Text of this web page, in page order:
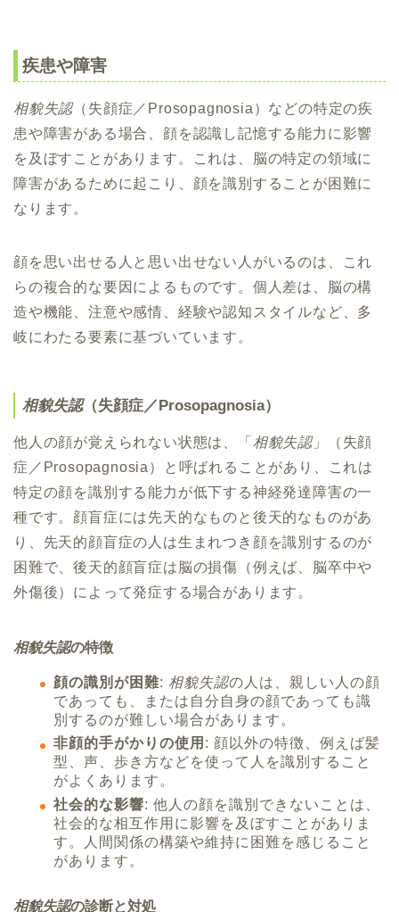
疾患や障害
相貌失認（失顔症／Prosopagnosia）などの特定の疾
患や障害がある場合、顔を認識し記憶する能力に影響
を及ぼすことがあります。これは、脳の特定の領域に
障害があるために起こり、顔を識別することが困難に
なります。
顔を思い出せる人と思い出せない人がいるのは、これ
らの複合的な要因によるものです。個人差は、脳の構
造や機能、注意や感情、経験や認知スタイルなど、多
岐にわたる要素に基づいています。
相貌失認（失顔症／Prosopagnosia）
他人の顔が覚えられない状態は、「 相貌失認」（失顔
症／Prosopagnosia）と呼ばれることがあり、これは
特定の顔を識別する能力が低下する神経発達障害の一
種です。顔盲症には先天的なものと後天的なものがあ
り、先天的顔盲症の人は生まれつき顔を識別するのが
困難で、後天的顔盲症は脳の損傷（例えば、脳卒中や
外傷後）によって発症する場合があります。
相貌失認の特徴
顔の識別が困難: 相貌失認の人は、親しい人の顔
であっても、または自分自身の顔であっても識
別するのが難しい場合があります。
非顔的手がかりの使用 : 顔以外の特徴、例えば髪
型、声、歩き方などを使って人を識別すること
がよくあります。
社会的な影響: 他人の顔を識別できないことは、
社会的な相互作用に影響を及ぼすことがありま
す。人間関係の構築や維持に困難を感じること
があります。
相貌失認の診断と対処